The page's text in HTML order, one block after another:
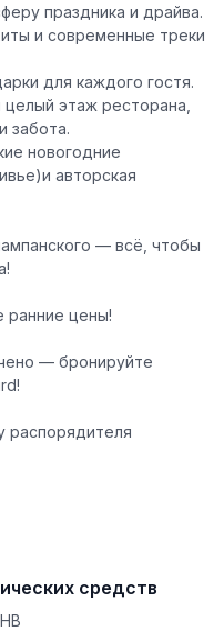
праздника и драйва.
и современные треки
для каждого гостя.
этаж ресторана,
забота.
новогодние
авторская
— всё, чтобы
ранние цены!
— бронируйте
распорядителя
средств